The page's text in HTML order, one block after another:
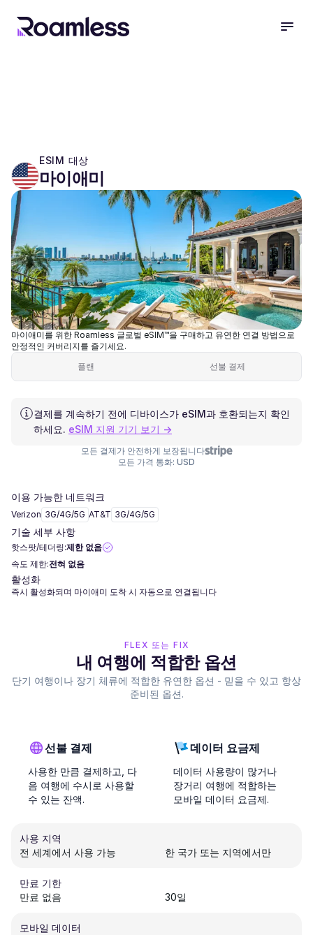
ESIM 대상
마이애미
마이애미를 위한 Roamless 글로벌 eSIM™을 구매하고 유연한 연결 방법으로
안정적인 커버리지를 즐기세요.
플랜
선불 결제
결제를 계속하기 전에 디바이스가 eSIM과 호환되는지 확인
하세요. eSIM 지원 기기 보기 →
모든 결제가 안전하게 보장됩니다
모든 가격 통화: USD
이용 가능한 네트워크
Verizon 3G/4G/5G AT&T 3G/4G/5G
기술 세부 사항
핫스팟/테더링:제한 없음
속도 제한:전혀 없음
활성화
즉시 활성화되며 마이애미 도착 시 자동으로 연결됩니다
FLEX 또는 FIX
내 여행에 적합한 옵션
단기 여행이나 장기 체류에 적합한 유연한 옵션 - 믿을 수 있고 항상
준비된 옵션.
선불 결제
사용한 만큼 결제하고, 다
음 여행에 수시로 사용할
수 있는 잔액.
데이터 요금제
데이터 사용량이 많거나
장거리 여행에 적합하는
모바일 데이터 요금제.
사용 지역
전 세계에서 사용 가능
한 국가 또는 지역에서만
만료 기한
만료 없음
30일
모바일 데이터